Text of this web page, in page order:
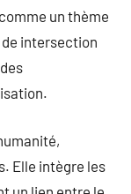
un thème
intersection
Elle intègre les